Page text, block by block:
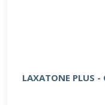
LAXATONE PLUS